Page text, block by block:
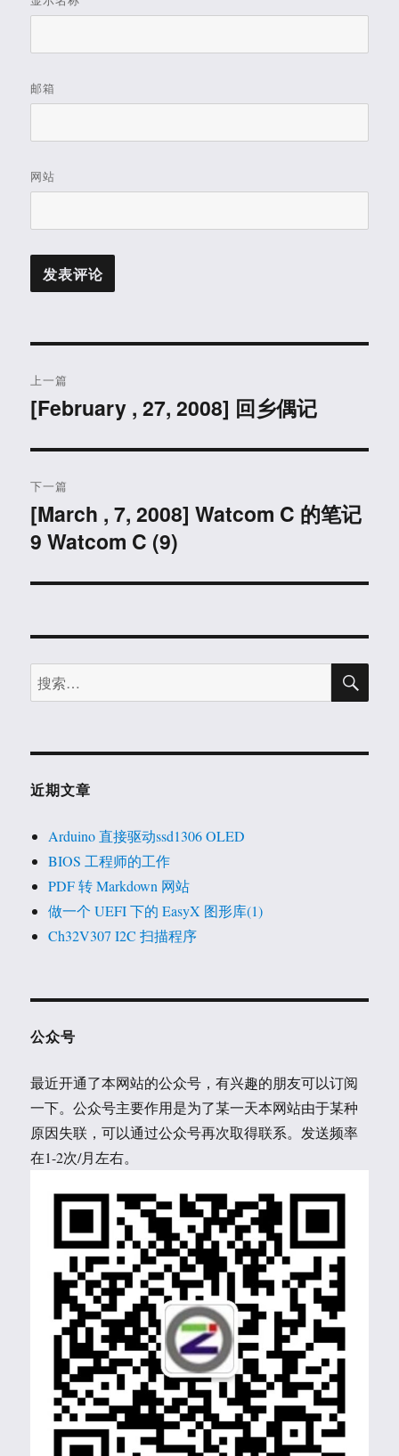
邮箱
网站
章
航
上一篇
上
文
章：
[February , 27, 2008] 回乡偶记
下一篇
下
篇
章：
[March , 7, 2008] Watcom C 的笔记
9 Watcom C (9)
搜
索：
搜
近期文章
Arduino 直接驱动ssd1306 OLED
BIOS 工程师的工作
PDF 转 Markdown 网站
做一个 UEFI 下的 EasyX 图形库(1)
Ch32V307 I2C 扫描程序
公众号
最近开通了本网站的公众号，有兴趣的朋友可以订阅
一下。公众号主要作用是为了某一天本网站由于某种
原因失联，可以通过公众号再次取得联系。发送频率
在1-2次/月左右。